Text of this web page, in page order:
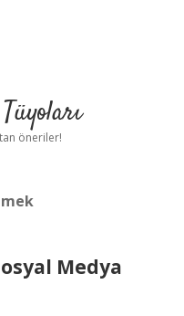
öneriler!
Medya